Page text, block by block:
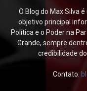
O Blog do Max Silva
objetivo principal
Política e o Poder na
Grande, sempre
credibilidade
Contato: